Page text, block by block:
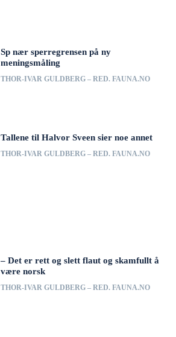
Sp nær sperregrensen på ny
meningsmåling
THOR-IVAR GULDBERG – RED. FAUNA.NO
Tallene til Halvor Sveen sier noe annet
THOR-IVAR GULDBERG – RED. FAUNA.NO
– Det er rett og slett flaut og skamfullt å
være norsk
THOR-IVAR GULDBERG – RED. FAUNA.NO